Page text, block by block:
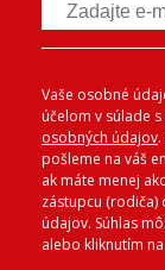
Vaše osobné
účelom v súlade
osobných údajov
pošleme na váš
ak máte menej
zástupcu (rodiča)
údajov. Súhlas
alebo kliknutím